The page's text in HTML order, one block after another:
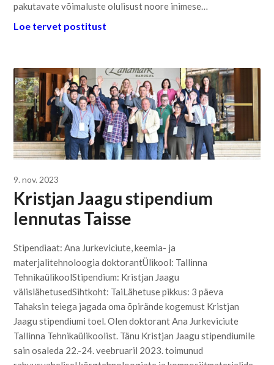
pakutavate võimaluste olulisust noore inimese…
Loe tervet postitust
9. nov. 2023
Kristjan Jaagu stipendium
lennutas Taisse
Stipendiaat: Ana Jurkeviciute, keemia- ja
materjalitehnoloogia doktorantÜlikool: Tallinna
TehnikaülikoolStipendium: Kristjan Jaagu
välislähetusedSihtkoht: TaiLähetuse pikkus: 3 päeva
Tahaksin teiega jagada oma õpirände kogemust Kristjan
Jaagu stipendiumi toel. Olen doktorant Ana Jurkeviciute
Tallinna Tehnikaülikoolist. Tänu Kristjan Jaagu stipendiumile
sain osaleda 22.-24. veebruaril 2023. toimunud